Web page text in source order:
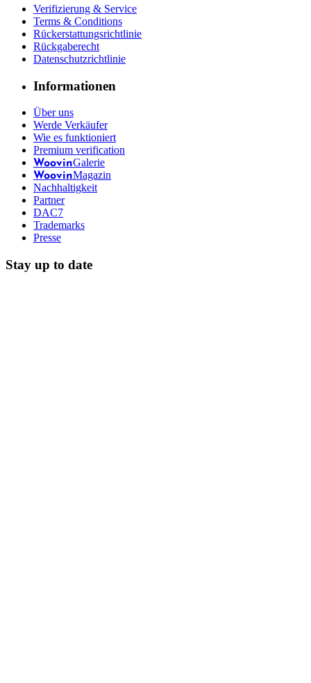
Verifizierung & Service
Terms & Conditions
Rückerstattungsrichtlinie
Rückgaberecht
Datenschutzrichtlinie
Informationen
Über uns
Werde Verkäufer
Wie es funktioniert
Premium verification
WoovinGalerie
WoovinMagazin
Nachhaltigkeit
Partner
DAC7
Trademarks
Presse
Stay up to date